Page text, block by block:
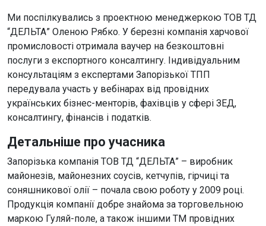
Ми поспілкувались з проектною менеджеркою ТОВ ТД
“ДЕЛЬТА” Оленою Рябко. У березні компанія харчової
промисловості отримала ваучер на безкоштовні
послуги з експортного консалтингу. Індивідуальним
консультаціям з експертами Запорізької ТПП
передувала участь у вебінарах від провідних
українських бізнес-менторів, фахівців у сфері ЗЕД,
консалтингу, фінансів і податків.
Детальніше про учасника
Запорізька компанія ТОВ ТД “ДЕЛЬТА” – виробник
майонезів, майонезних соусів, кетчупів, гірчиці та
соняшникової олії – почала свою роботу у 2009 році.
Продукція компанії добре знайома за торговельною
маркою Гуляй-поле, а також іншими ТМ провідних